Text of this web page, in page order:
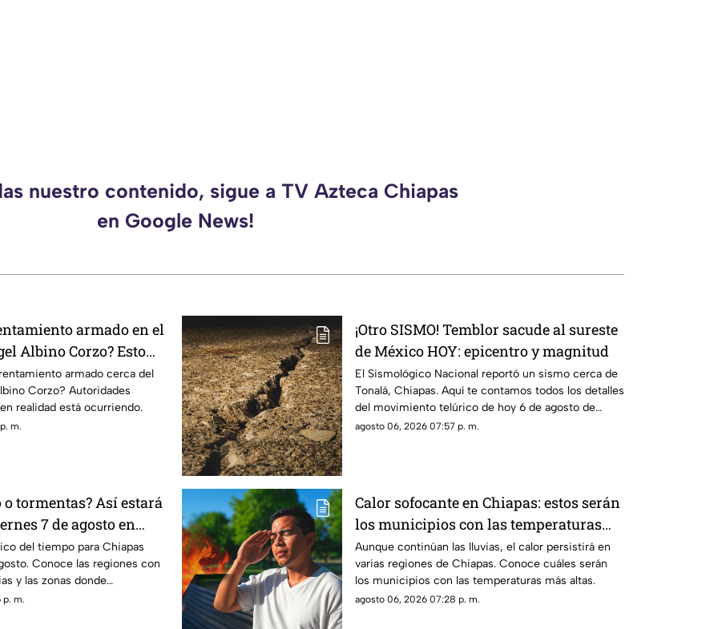
nuestro contenido, sigue a TV Azteca Chiapas
en Google News!
armado en el
Albino Corzo? Esto
armado cerca del
Corzo? Autoridades
realidad está ocurriendo.
m.
¡Otro SISMO! Temblor sacude al sureste
de México HOY: epicentro y magnitud
El Sismológico Nacional reportó un sismo cerca de
Tonalá, Chiapas. Aquí te contamos todos los detalles
del movimiento telúrico de hoy 6 de agosto de
2026.
agosto 06, 2026 07:57 p. m.
tormentas? Así estará
7 de agosto en
del tiempo para Chiapas
Conoce las regiones con
y las zonas donde
caluroso.
m.
Calor sofocante en Chiapas: estos serán
los municipios con las temperaturas
más altas este viernes 7 de agosto
Aunque continúan las lluvias, el calor persistirá en
varias regiones de Chiapas. Conoce cuáles serán
los municipios con las temperaturas más altas.
agosto 06, 2026 07:28 p. m.